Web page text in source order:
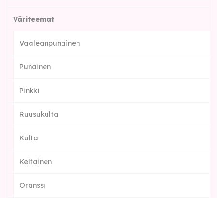
Väriteemat
Vaaleanpunainen
Punainen
Pinkki
Ruusukulta
Kulta
Keltainen
Oranssi